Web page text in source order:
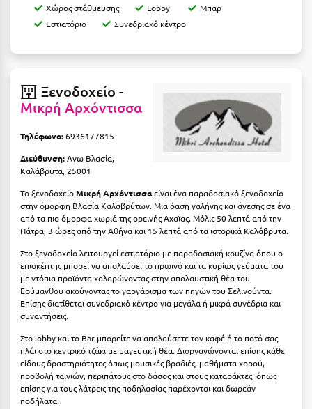
Κουφονήσια
Κύθηρα
Κυλλήνη
Κύμη Ευβοίας
Κυπαρισσία
Κύπρος
Κως
Λ
Λαγκάδια
Λακόπετρα Αχαΐας
Λακωνία
Λασίθι
Λεπτοκαρυά
Χώρος στάθμευσης
Lobby
Μπαρ
Εστιατόριο
Συνεδριακό κέντρο
Ξενοδοχείο -
Μικρή Αρχόντισσα
Τηλέφωνο:6936177815
Διεύθυνση:Άνω Βλασία,
Καλάβρυτα, 25001
Το ξενοδοχείοΜικρή Αρχόντισσαείναι ένα παραδοσιακό ξενοδοχείο
στην όμορφη Βλασία Καλαβρύτων. Μια όαση γαλήνης και άνεσης σε ένα
από τα πιο όμορφα χωριά της ορεινής Αχαϊας. Μόλις 50 λεπτά από την
Πάτρα, 3 ώρες από την Αθήνα και 15 λεπτά από τα ιστορικά Καλάβρυτα.
Στο ξενοδοχείο λειτουργεί εστιατόριο με παραδοσιακή κουζίνα όπου ο
επισκέπτης μπορεί να απολαύσει το πρωινό και τα κυρίως γεύματα του
με ντόπια προϊόντα χαλαρώνοντας στην απολαυστική θέα του
Ερύμανθου ακούγοντας το γαργάρισμα των πηγών του Σελινούντα.
Επίσης διατίθεται συνεδριακό κέντρο για μεγάλα ή μικρά συνέδρια και
συναντήσεις.
Στο lobby και το Bar μπορείτε να απολαύσετε τον καφέ ή το ποτό σας
πλάι στο κεντρικό τζάκι με μαγευτική θέα. Διοργανώνονται επίσης κάθε
είδους δραστηριότητες όπως μουσικές βραδιές, μαθήματα χορού,
προβολή ταινιών, περιπάτους στο δάσος και στους καταράκτες, όπως
επίσης για τους λάτρεις της ποδηλασίας παρέχονται και δωρεάν
ποδήλατα.